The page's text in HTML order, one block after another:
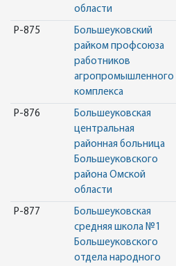
области
Р-875
Большеуковский
райком профсоюза
работников
агропромышленного
комплекса
Р-876
Большеуковская
центральная
районная больница
Большеуковского
района Омской
области
Р-877
Большеуковская
средняя школа №1
Большеуковского
отдела народного